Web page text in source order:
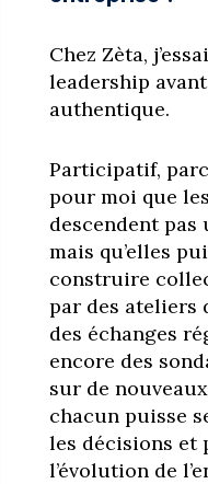
Chez Zèta,
leadership
authentique.
Participatif,
pour moi que
descendent pas
mais qu’elles
construire
par des ateliers
des échanges
encore des
sur de
chacun puisse
les décisions et
l’évolution de